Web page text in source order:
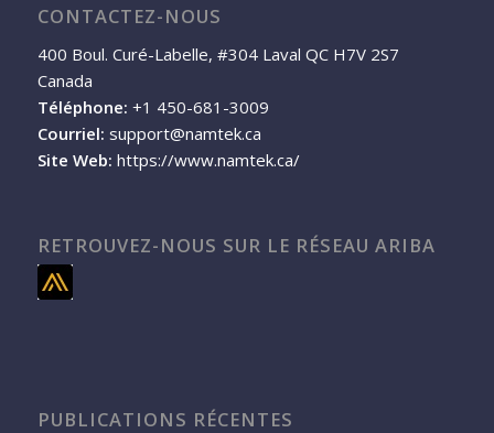
CONTACTEZ-NOUS
400 Boul. Curé-Labelle, #304 Laval QC H7V 2S7
Canada
Téléphone: +1 450-681-3009
Courriel: support@namtek.ca
Site Web: https://www.namtek.ca/
RETROUVEZ-NOUS SUR LE RÉSEAU ARIBA
PUBLICATIONS RÉCENTES